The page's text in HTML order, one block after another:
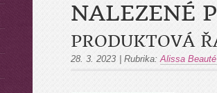
NALEZENÉ
PRODUKTOVÁ
28. 3. 2023 Rubrika: Alissa